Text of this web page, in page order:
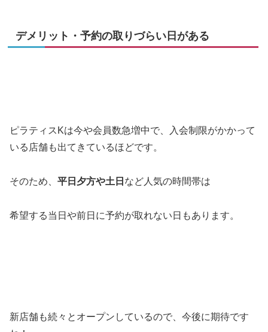
デメリット・予約の取りづらい日がある
ピラティスKは今や会員数急増中で、入会制限がかかって
いる店舗も出てきているほどです。
そのため、 平日夕方や土日 など人気の時間帯は
希望する当日や前日に予約が取れない日もあります。
新店舗も続々とオープンしているので、今後に期待です